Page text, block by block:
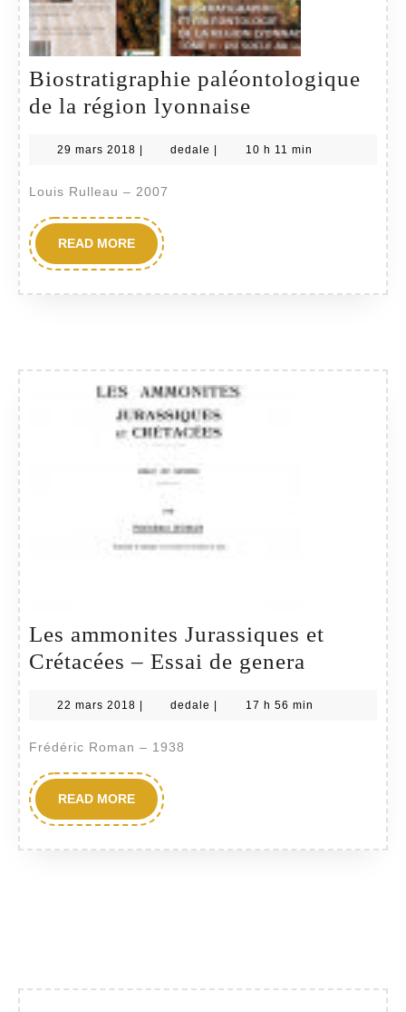
Fossiles
du
Medolo
Biostratigraphie paléontologique
de la région lyonnaise
de
29 mars 2018 29
dedale dedale10 h 11 min
Louis Rulleau – 2007
READ MOREREAD
MORE
Les ammonites Jurassiques et
Crétacées – Essai de genera
Crétacées
de
22 mars 2018 22
dedale dedale17 h 56 min
Frédéric Roman – 1938
READ MOREREAD
MORE